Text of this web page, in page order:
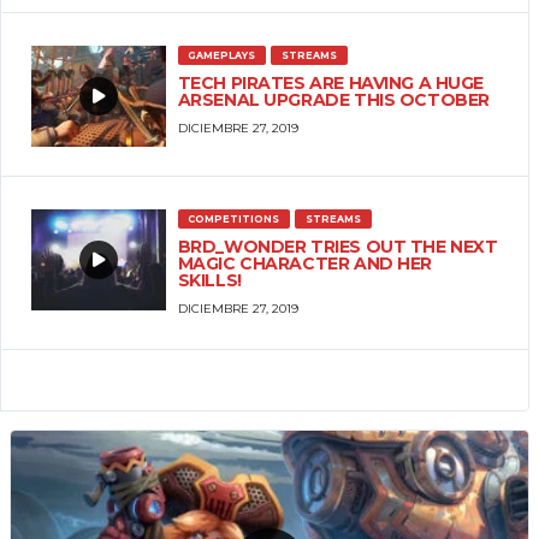
GAMEPLAYS STREAMS
TECH PIRATES ARE HAVING A HUGE
ARSENAL UPGRADE THIS OCTOBER
DICIEMBRE 27, 2019
COMPETITIONS STREAMS
BRD_WONDER TRIES OUT THE NEXT
MAGIC CHARACTER AND HER
SKILLS!
DICIEMBRE 27, 2019
MISSION OF THE MERCENARIES
UPDATE WITH KELLY AND SAKI
DICIEMBRE 27, 2019